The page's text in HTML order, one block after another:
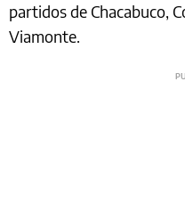
partidos de Chacabuco,
Viamonte.